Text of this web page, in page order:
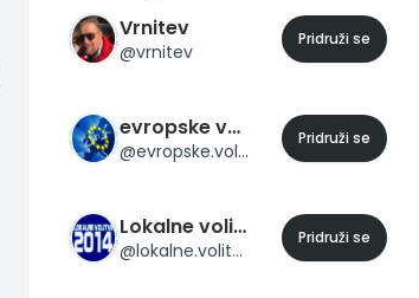
Vrnitev
@vrnitev
Pridruži se
evropske volitve 2014
@evropske.volitve.2014
Pridruži se
Lokalne volitve 2014
@lokalne.volitve.2014
Pridruži se